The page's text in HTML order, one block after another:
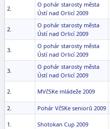
2.
O pohár starosty města
Ústí nad Orlicí 2009
2.
O pohár starosty města
Ústí nad Orlicí 2009
3.
O pohár starosty města
Ústí nad Orlicí 2009
3.
O pohár starosty města
Ústí nad Orlicí 2009
2. MVčSKe mládeže 2009
2. Pohár VčSKe seniorů 2009
1. Shotokan Cup 2009